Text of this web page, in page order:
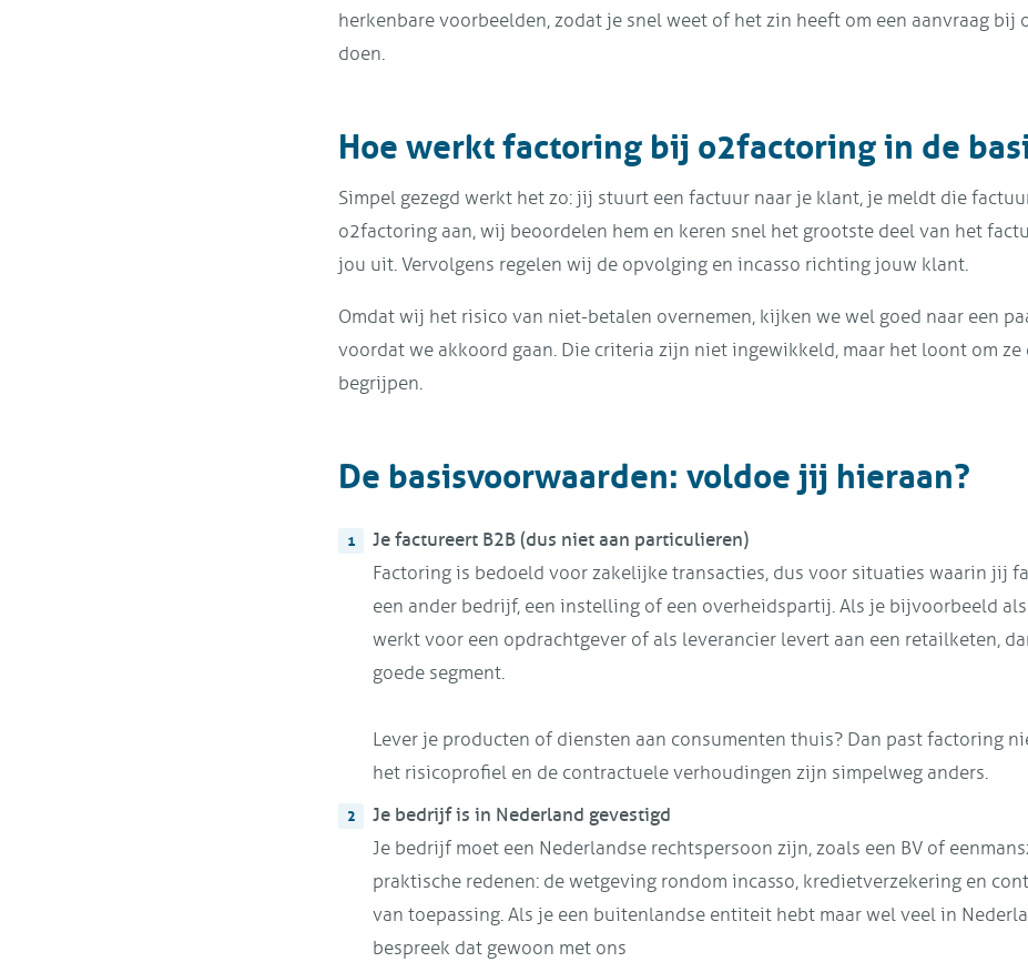
herkenbare voorbeelden, zodat je snel weet of het zin heeft om een aanvraag bij
doen.
Hoe werkt factoring bij o2factoring in de
Simpel gezegd werkt het zo: jij stuurt een factuur naar je klant, je meldt die
o2factoring aan, wij beoordelen hem en keren snel het grootste deel van het
jou uit. Vervolgens regelen wij de opvolging en incasso richting jouw klant.
Omdat wij het risico van niet-betalen overnemen, kijken we wel goed naar een
voordat we akkoord gaan. Die criteria zijn niet ingewikkeld, maar het loont om ze
begrijpen.
De basisvoorwaarden: voldoe jij hieraan?
Je factureert B2B (dus niet aan particulieren)
Factoring is bedoeld voor zakelijke transacties, dus voor situaties waarin jij
een ander bedrijf, een instelling of een overheidspartij. Als je bijvoorbeeld
werkt voor een opdrachtgever of als leverancier levert aan een retailketen,
goede segment.
Lever je producten of diensten aan consumenten thuis? Dan past factoring
het risicoprofiel en de contractuele verhoudingen zijn simpelweg anders.
Je bedrijf is in Nederland gevestigd
Je bedrijf moet een Nederlandse rechtspersoon zijn, zoals een BV of
praktische redenen: de wetgeving rondom incasso, kredietverzekering en
van toepassing. Als je een buitenlandse entiteit hebt maar wel veel in
bespreek dat gewoon met ons